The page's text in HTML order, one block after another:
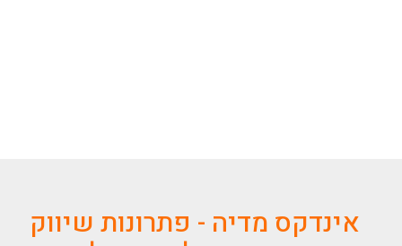
אינדקס מדיה - פתרונות שיווק